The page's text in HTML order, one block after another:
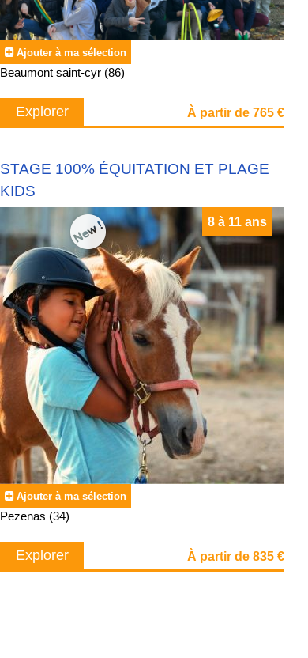
Ajouter à ma sélection
Beaumont saint-cyr (86)
Explorer À partir de 765 €
STAGE 100% ÉQUITATION ET PLAGE
KIDS
8 à 11 ans
Ajouter à ma sélection
Pezenas (34)
Explorer À partir de 835 €